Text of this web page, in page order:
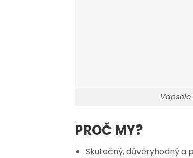
Vapsolo
PROČ MY?
Skutečný, důvěryhodný a